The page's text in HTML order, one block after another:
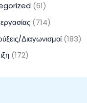
(61)
(714)
Διαγωνισμοί (183)
(172)